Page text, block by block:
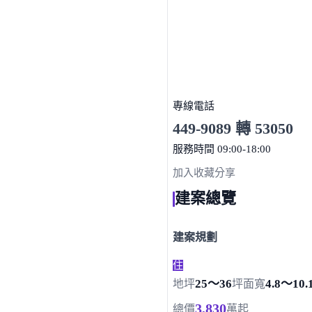
專線電話
449-9089 轉 53050
服務時間 09:00-18:00
加入收藏分享
建案總覽
建案規劃
住
地坪25～36坪面寬4.8～
總價3,830萬起